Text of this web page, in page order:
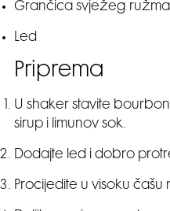
Grančica svježeg
Led
Priprema
U shaker stavite
sirup i limunov sok.
Dodajte led i dobro
Procijedite u visoku